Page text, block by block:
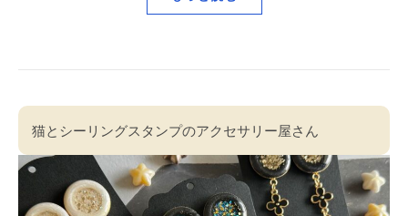
猫とシーリングスタンプのアクセサリー屋さん